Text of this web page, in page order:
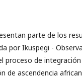
parte de los
por Ikuspegi -
proceso de
de ascendencia